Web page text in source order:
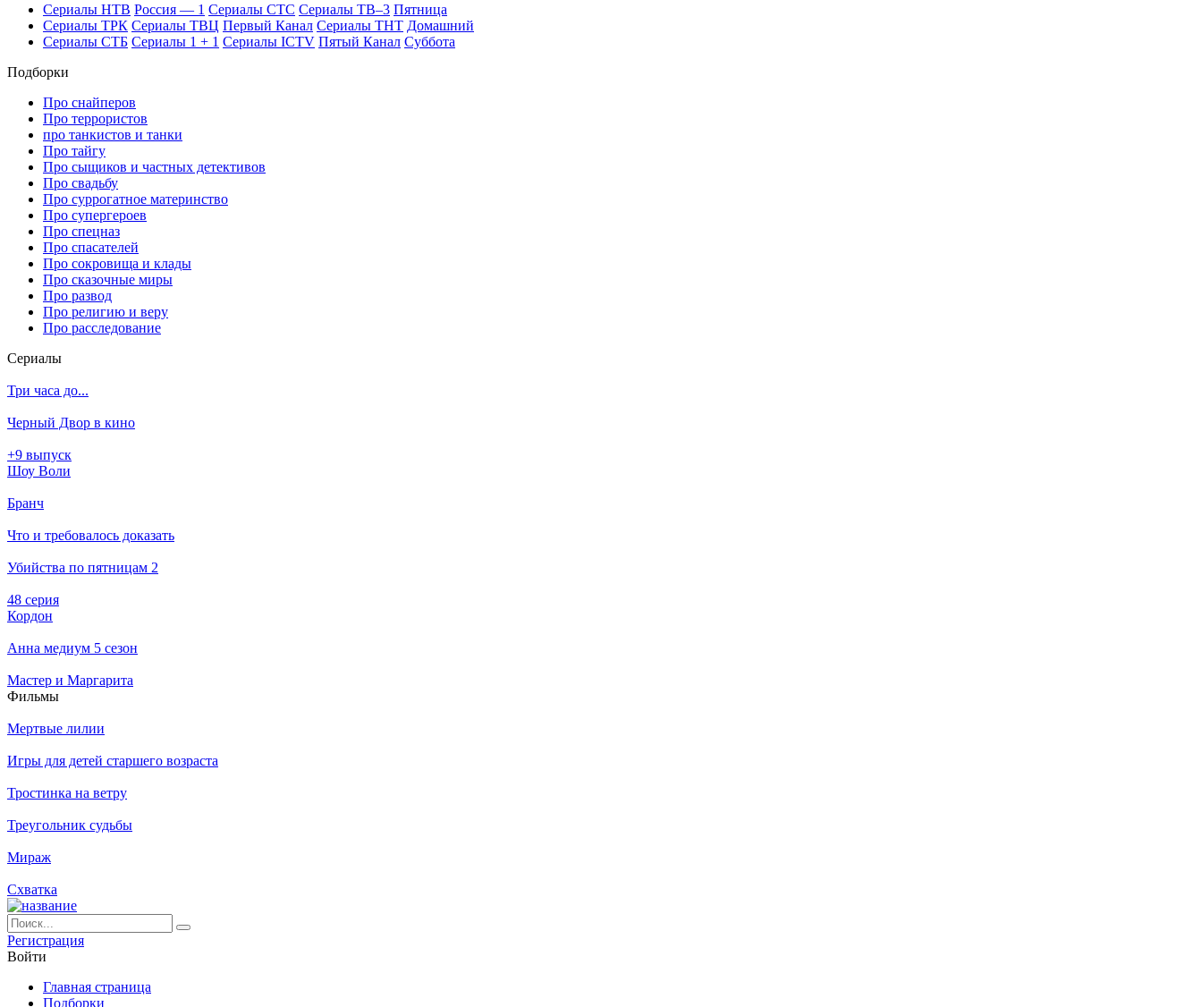
Се­риа­лы НТВ Рос­сия — 1 Се­риа­лы СТС Се­риа­лы ТВ–3 Пят­ни­ца
Се­риа­лы ТРК Се­риа­лы ТВЦ Пер­вый Ка­нал Се­риа­лы ТНТ До­маш­ний
Се­риа­лы СТБ Се­риа­лы 1 + 1 Се­риа­лы ICTV Пя­тый Ка­нал Суб­бо­та
Подборки
Про снайперов
Про террористов
про танкистов и танки
Про тайгу
Про сыщиков и частных детективов
Про свадьбу
Про суррогатное материнство
Про супергероев
Про спецназ
Про спасателей
Про сокровища и клады
Про сказочные миры
Про развод
Про религию и веру
Про расследование
Се­риа­лы
Три часа до...
Черный Двор в кино
+9 выпуск
Шоу Воли
Бранч
Что и требовалось доказать
Убийства по пятницам 2
48 серия
Кордон
Анна медиум 5 сезон
Мастер и Маргарита
Филь­мы
Мертвые лилии
Игры для детей старшего возраста
Тростинка на ветру
Треугольник судьбы
Мираж
Схватка
Ре­ги­ст­ра­ция
Вой­ти
Глав­ная стра­ни­ца
Подборки